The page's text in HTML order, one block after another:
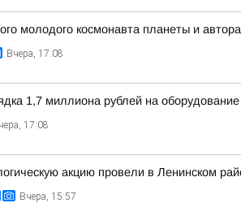
молодого космонавта планеты и
Вчера, 17:08
1,7 миллиона рублей на
17:08
акцию провели в Ленинском
Вчера, 15:57